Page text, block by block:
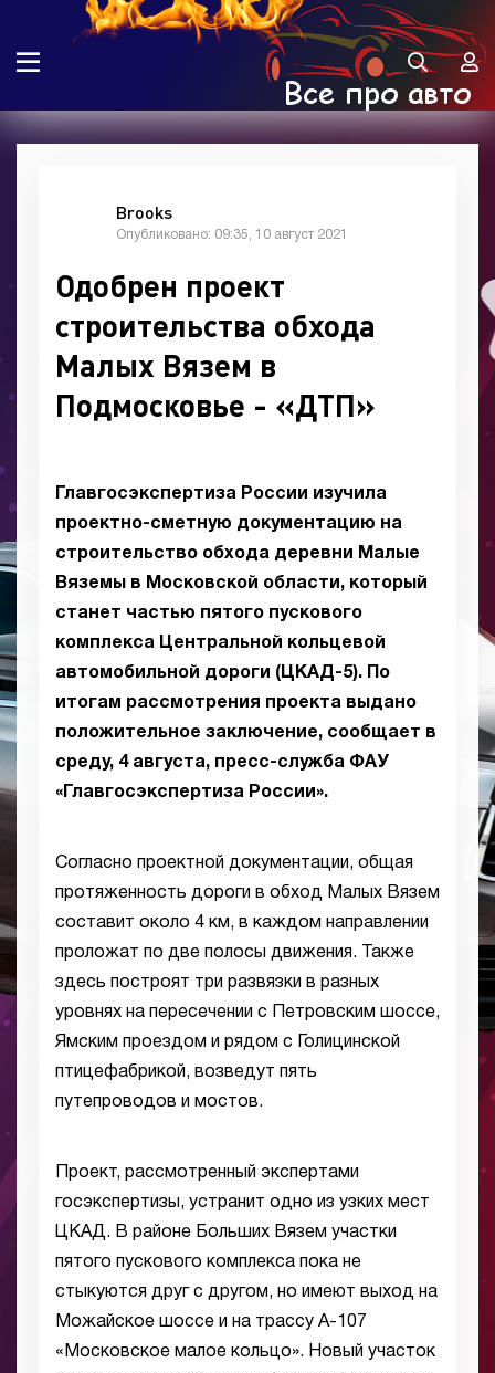
Brooks
Опубликовано: 09:35, 10 август 2021
Одобрен проект
строительства обхода
Малых Вязем в
Подмосковье - «ДТП»
Главгосэкспертиза России изучила
проектно-сметную документацию на
строительство обхода деревни Малые
Вяземы в Московской области, который
станет частью пятого пускового
комплекса Центральной кольцевой
автомобильной дороги (ЦКАД-5). По
итогам рассмотрения проекта выдано
положительное заключение, сообщает в
среду, 4 августа, пресс-служба ФАУ
«Главгосэкспертиза России».
Согласно проектной документации, общая
протяженность дороги в обход Малых Вязем
составит около 4 км, в каждом направлении
проложат по две полосы движения. Также
здесь построят три развязки в разных
уровнях на пересечении с Петровским шоссе,
Ямским проездом и рядом с Голицинской
птицефабрикой, возведут пять
путепроводов и мостов.
Проект, рассмотренный экспертами
госэкспертизы, устранит одно из узких мест
ЦКАД. В районе Больших Вязем участки
пятого пускового комплекса пока не
стыкуются друг с другом, но имеют выход на
Можайское шоссе и на трассу А-107
«Московское малое кольцо». Новый участок